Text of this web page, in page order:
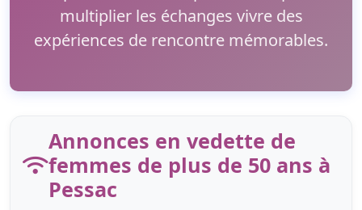
multiplier les échanges vivre des
expériences de rencontre mémorables.
Annonces en vedette de
femmes de plus de 50 ans à
Pessac